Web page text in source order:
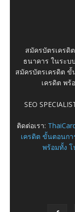
สมัครบัตรเครดิ
ธนาคาร ในระบ
สมัครบัตรเครดิต
เครดิต พร้
SEO
ติดต่อเรา:
เครดิต ขั้นตอนก
พร้อมทั้ง